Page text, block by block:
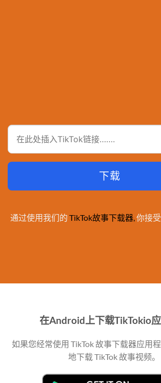
下载
通过使用我们的 TikTok故事下载器,你接
在Android上下载TikTokio
如果您经常使用 TikTok 故事下载器应用
地下载 TikTok 故事视频。